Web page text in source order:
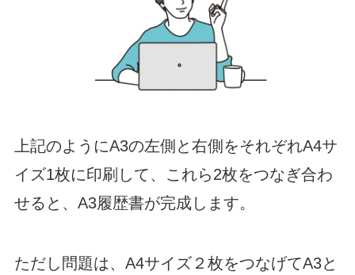
上記のようにA3の左側と右側をそれぞれA4サ
イズ1枚に印刷して、これら2枚をつなぎ合わ
せると、A3履歴書が完成します。
ただし問題は、A4サイズ２枚をつなげてA3と